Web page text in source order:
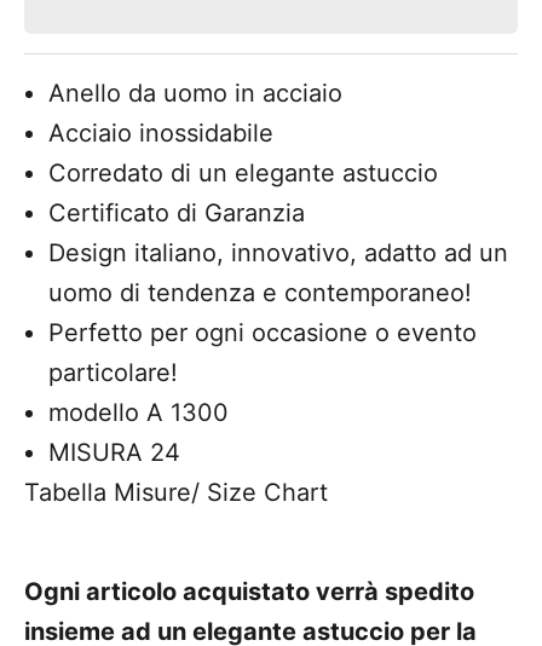
Anello da uomo in acciaio
Acciaio inossidabile
Corredato di un elegante astuccio
Certificato di Garanzia
Design italiano, innovativo, adatto ad un
uomo di tendenza e contemporaneo!
Perfetto per ogni occasione o evento
particolare!
modello A 1300
MISURA 24
Tabella Misure/ Size Chart
Ogni articolo acquistato verrà spedito
insieme ad un elegante astuccio per la